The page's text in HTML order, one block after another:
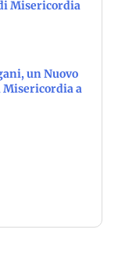
Misericordia
un Nuovo
Misericordia a